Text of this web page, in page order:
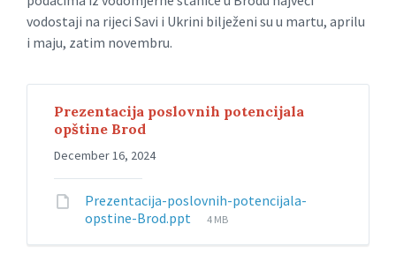
vodostaji na rijeci Savi i Ukrini bilježeni su u martu, aprilu
i maju, zatim novembru.
Prezentacija poslovnih potencijala
opštine Brod
December 16, 2024
Prezentacija-poslovnih-potencijala-
opstine-Brod.ppt
4 MB